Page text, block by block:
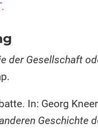
der Gesellschaft
In: Georg
Geschichte